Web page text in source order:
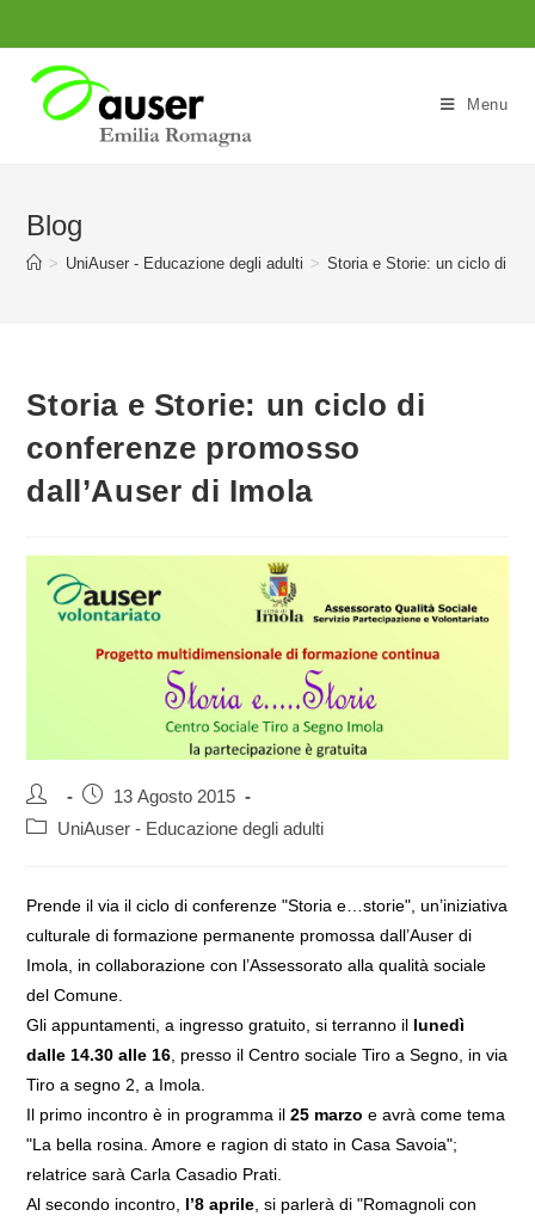
contenuto
Menu
Blog
> UniAuser - Educazione degli adulti > Storia e Storie: un ciclo di
Storia e Storie: un ciclo di
conferenze promosso
dall’Auser di Imola
Autore
dell'articolo:
Articolo
pubblicato:
13 Agosto 2015
Categoria
UniAuser - Educazione degli adulti
Prende il via il ciclo di conferenze "Storia e…storie", un’iniziativa
culturale di formazione permanente promossa dall’Auser di
Imola, in collaborazione con l’Assessorato alla qualità sociale
del Comune.
Gli appuntamenti, a ingresso gratuito, si terranno il lunedì
dalle 14.30 alle 16 , presso il Centro sociale Tiro a Segno, in via
Tiro a segno 2, a Imola.
Il primo incontro è in programma il 25 marzoe avrà come tema
"La bella rosina. Amore e ragion di stato in Casa Savoia";
relatrice sarà Carla Casadio Prati.
Al secondo incontro, l’8 aprile , si parlerà di "Romagnoli con